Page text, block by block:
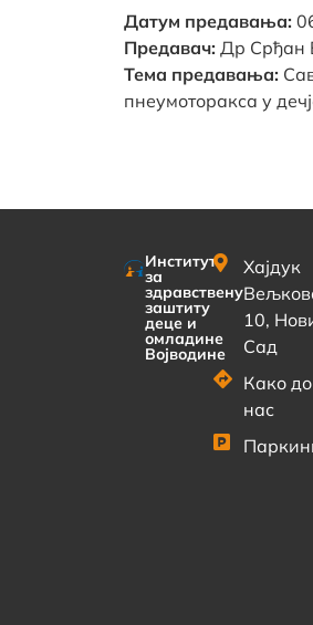
Датум предавања:
Предавач: Др Срђан
Тема предавања:
пнеумоторакса у
Институт
за
здравствену
заштиту
деце и
омладине
Војводине
Хајдук
10,
Сад
Како до
нас